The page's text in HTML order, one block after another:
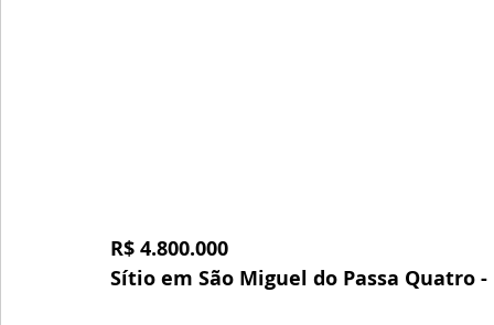
R$ 4.800.000
Sítio em São Miguel do Passa Quatro -